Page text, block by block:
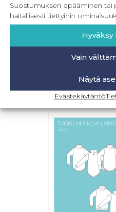
Suostumuksen epääminen tai
haitallisesti tiettyihin
Hyväksy
Vain
Näytä
Evästekäytäntö
PDF Pixie
16,90€
Lisää